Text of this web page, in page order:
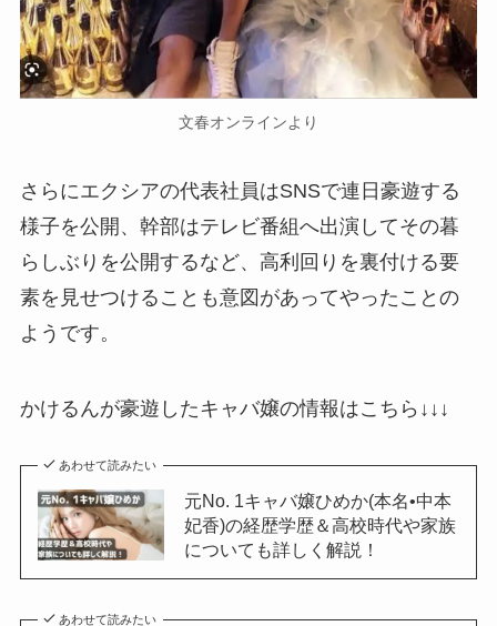
文春オンラインより
さらにエクシアの代表社員はSNSで連日豪遊する
様子を公開、幹部はテレビ番組へ出演してその暮
らしぶりを公開するなど、高利回りを裏付ける要
素を見せつけることも意図があってやったことの
ようです。
かけるんが豪遊したキャバ嬢の情報はこちら↓↓↓
あわせて読みたい
元No. 1キャバ嬢ひめか(本名•中本
妃香)の経歴学歴＆高校時代や家族
についても詳しく解説！
あわせて読みたい